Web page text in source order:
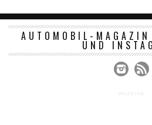
AUTOMOBIL-MAGAZIN
UND
ANZEIGE